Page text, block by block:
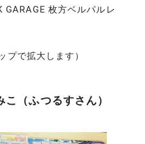
GARAGE 枚方ベルパルレ
プで拡大します）
（ふつるすさん）